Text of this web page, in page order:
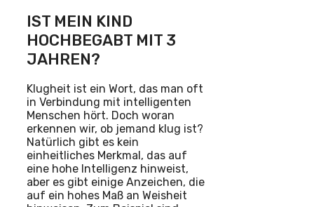
IST MEIN KIND
HOCHBEGABT MIT 3
JAHREN?
Klugheit ist ein Wort, das man oft
in Verbindung mit intelligenten
Menschen hört. Doch woran
erkennen wir, ob jemand klug ist?
Natürlich gibt es kein
einheitliches Merkmal, das auf
eine hohe Intelligenz hinweist,
aber es gibt einige Anzeichen, die
auf ein hohes Maß an Weisheit